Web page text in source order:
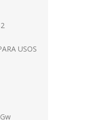
USOS